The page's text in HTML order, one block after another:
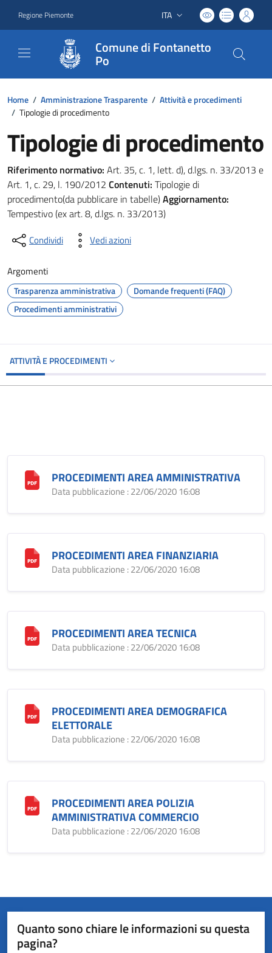
Regione Piemonte Lingua attiva:
ITA
Comune di Fontanetto
Po
Home / Amministrazione Trasparente / Attività e procedimenti
/ Tipologie di procedimento
Tipologie di procedimento
Riferimento normativo: Art. 35, c. 1, lett. d), d.lgs. n. 33/2013 e
Art. 1, c. 29, l. 190/2012 Contenuti: Tipologie di
procedimento(da pubblicare in tabelle)Aggiornamento:
Tempestivo (ex art. 8, d.lgs. n. 33/2013)
Condividi Vedi azioni
Argomenti
Trasparenza amministrativa
Domande frequenti (FAQ)
Procedimenti amministrativi
ATTIVITÀ E PROCEDIMENTI
PROCEDIMENTI AREA AMMINISTRATIVA
Data pubblicazione : 22/06/2020 16:08
PROCEDIMENTI AREA FINANZIARIA
Data pubblicazione : 22/06/2020 16:08
PROCEDIMENTI AREA TECNICA
Data pubblicazione : 22/06/2020 16:08
PROCEDIMENTI AREA DEMOGRAFICA
ELETTORALE
Data pubblicazione : 22/06/2020 16:08
PROCEDIMENTI AREA POLIZIA
AMMINISTRATIVA COMMERCIO
Data pubblicazione : 22/06/2020 16:08
Quanto sono chiare le informazioni su questa
pagina?